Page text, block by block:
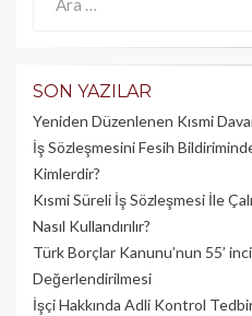
SON YAZILAR
Yeniden Düzenlenen Kısmi
İş Sözleşmesini Fesih
Kimlerdir?
Kısmi Süreli İş Sözleşmesi İle
Nasıl Kullandırılır?
Türk Borçlar Kanunu’nun 55’
Değerlendirilmesi
İşçi Hakkında Adli Kontrol